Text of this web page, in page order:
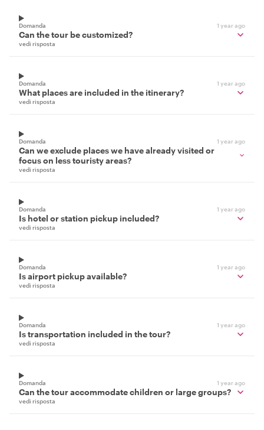
Domanda 1 year ago
Can the tour be customized?
vedi risposta
Domanda 1 year ago
What places are included in the itinerary?
vedi risposta
Domanda 1 year ago
Can we exclude places we have already visited or
focus on less touristy areas?
vedi risposta
Domanda 1 year ago
Is hotel or station pickup included?
vedi risposta
Domanda 1 year ago
Is airport pickup available?
vedi risposta
Domanda 1 year ago
Is transportation included in the tour?
vedi risposta
Domanda 1 year ago
Can the tour accommodate children or large groups?
vedi risposta